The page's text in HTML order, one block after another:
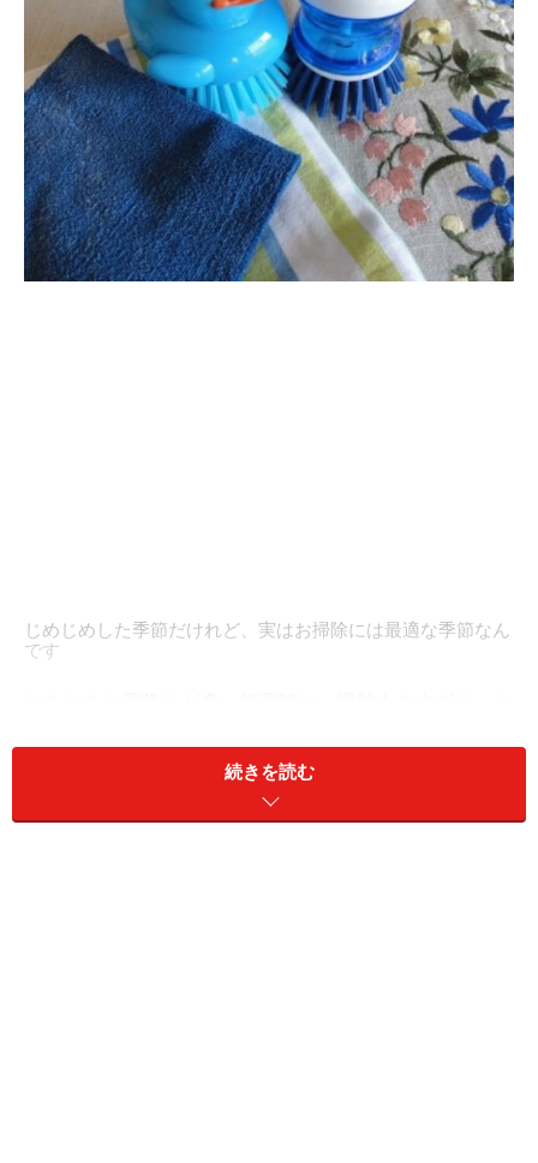
じめじめした季節だけれど、実はお掃除には最適な季節なん
です
い梅雨時は、お掃除のベストシーズンなんです。
続きを読む